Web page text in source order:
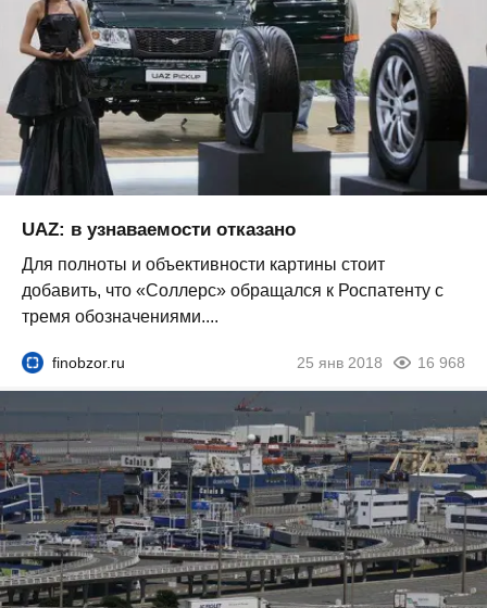
UAZ: в узнаваемости отказано
Для полноты и объективности картины стоит
добавить, что «Соллерс» обращался к Роспатенту с
тремя обозначениями....
finobzor.ru 25 янв 2018 16 968